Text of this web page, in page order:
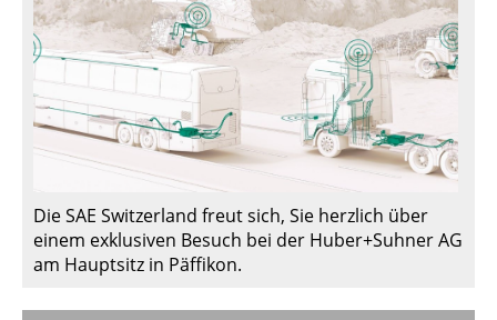
Die SAE Switzerland freut sich, Sie herzlich über
einem exklusiven Besuch bei der Huber+Suhner AG
am Hauptsitz in Päffikon.